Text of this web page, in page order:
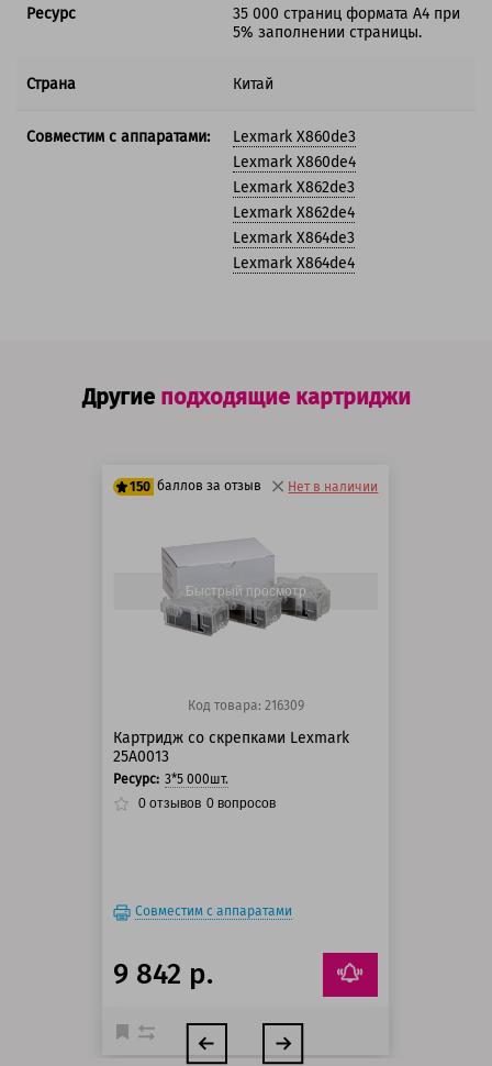
Ресурс
35 000 страниц формата А4 при
5% заполнении страницы.
Страна Китай
Совместим с аппаратами:
Lexmark X860de3
Lexmark X860de4
Lexmark X862de3
Lexmark X862de4
Lexmark X864de3
Lexmark X864de4
Другие подходящие картриджи
150 баллов за отзыв
125 баллов
150 баллов
Нет в наличии
Быстрый просмотр
Код товара: 216309
Картридж со скрепками Lexmark
25A0013
Ресурс: 3*5 000шт.
0 отзывов 0 вопросов
Совместим с аппаратами
9 842 р.